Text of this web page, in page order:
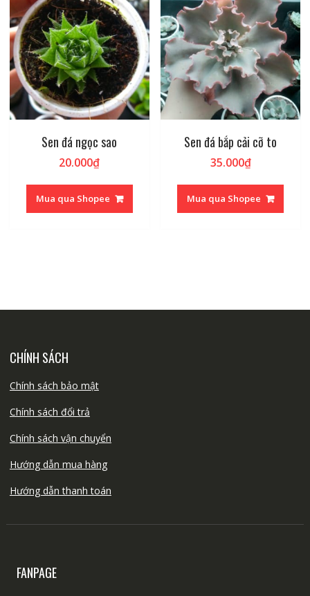
Sen đá ngọc sao
20.000₫
Mua qua Shopee
Sen đá bắp cải cỡ to
35.000₫
Mua qua Shopee
CHÍNH SÁCH
Chính sách bảo mật
Chính sách đổi trả
Chính sách vận chuyển
Hướng dẫn mua hàng
Hướng dẫn thanh toán
FANPAGE